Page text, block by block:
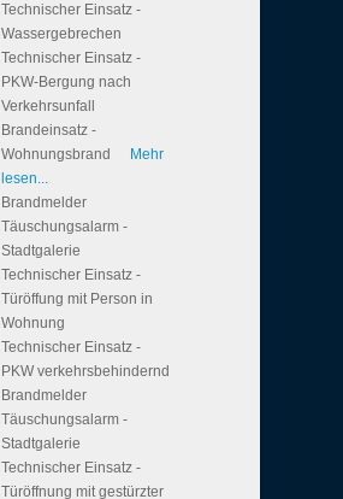
Technischer Einsatz -
Wassergebrechen
Technischer Einsatz -
PKW-Bergung nach
Verkehrsunfall
Brandeinsatz -
Wohnungsbrand
Mehr
lesen...
Brandmelder
Täuschungsalarm -
Stadtgalerie
Technischer Einsatz -
Türöffung mit Person in
Wohnung
Technischer Einsatz -
PKW verkehrsbehindernd
Brandmelder
Täuschungsalarm -
Stadtgalerie
Technischer Einsatz -
Türöffnung mit gestürzter